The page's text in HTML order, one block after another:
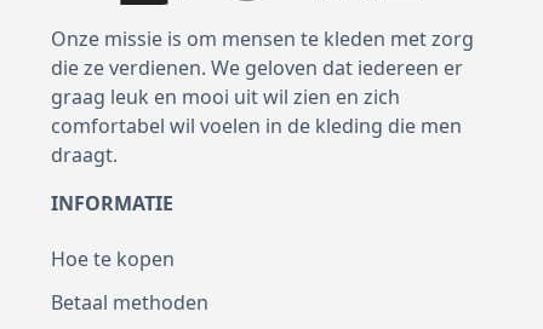
Onze missie is om mensen te kleden met zorg
die ze verdienen. We geloven dat iedereen er
graag leuk en mooi uit wil zien en zich
comfortabel wil voelen in de kleding die men
draagt.
INFORMATIE
Hoe te kopen
Betaal methoden